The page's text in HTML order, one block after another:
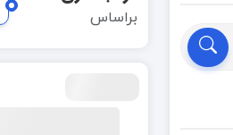
براساس